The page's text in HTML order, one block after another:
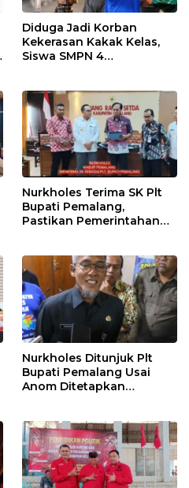
Diduga Jadi Korban
Kekerasan Kakak Kelas,
Siswa SMPN 4
Nurkholes Terima SK Plt
Bupati Pemalang,
Pastikan Pemerintahan
Nurkholes Ditunjuk Plt
Bupati Pemalang Usai
Anom Ditetapkan